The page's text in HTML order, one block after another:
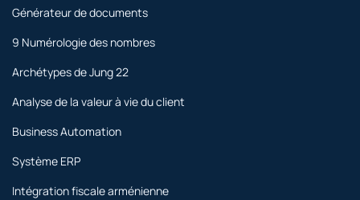
Générateur de documents
9 Numérologie des nombres
Archétypes de Jung 22
Analyse de la valeur à vie du client
Business Automation
Système ERP
Intégration fiscale arménienne